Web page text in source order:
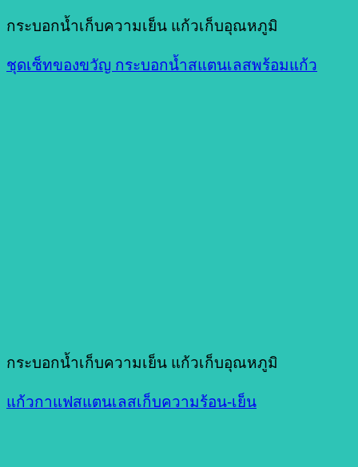
กระบอกน้ำเก็บความเย็น แก้วเก็บอุณหภูมิ
ชุดเซ็ทของขวัญ กระบอกน้ำสแตนเลสพร้อมแก้ว
กระบอกน้ำเก็บความเย็น แก้วเก็บอุณหภูมิ
แก้วกาแฟสแตนเลสเก็บความร้อน-เย็น